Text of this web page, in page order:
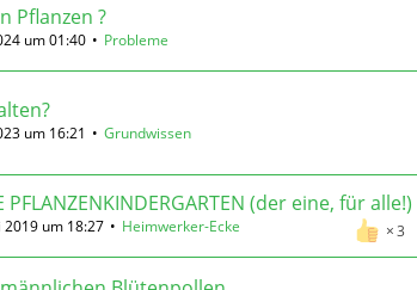
Pflanzen ?
um 01:40 Probleme
um 16:21 Grundwissen
PFLANZENKINDERGARTEN (der eine, für alle!)
3
2019 um 18:27 Heimwerker-Ecke